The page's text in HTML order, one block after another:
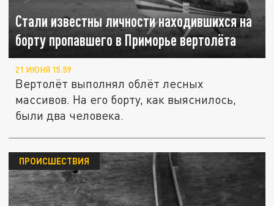
Стали известны личности находившихся на
борту пропавшего в Приморье вертолёта
21 ИЮНЯ 15:59
Вертолёт выполнял облёт лесных
массивов. На его борту, как выяснилось,
были два человека.
ПРОИСШЕСТВИЯ